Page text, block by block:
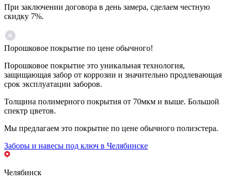
При заключении договора в день замера, сделаем честную
скидку 7%.
Порошковое покрытие по цене обычного!
Порошковое покрытие это уникальная технология,
защищающая забор от коррозии и значительно продлевающая
срок эксплуатации заборов.
Толщина полимерного покрытия от 70мкм и выше. Большой
спектр цветов.
Мы предлагаем это покрытие по цене обычного полиэстера.
Заборы и навесы под ключ в Челябинске
Челябинск